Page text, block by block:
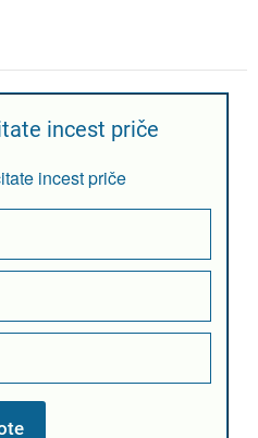
incest priče
incest priče